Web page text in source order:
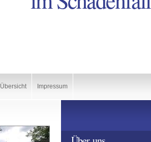
Übersicht Impressum